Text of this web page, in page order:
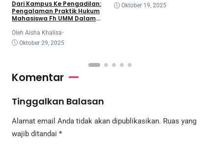
Dari Kampus Ke Pengadilan:
Pengalaman Praktik Hukum
Mahasiswa Fh UMM Dalam
Oleh Aisha Khalisa•
Oktober 29, 2025
Oktober 19, 2025
Komentar
Tinggalkan Balasan
Alamat email Anda tidak akan dipublikasikan. Ruas yang
wajib ditandai *